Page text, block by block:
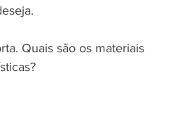
Quais são os materiais